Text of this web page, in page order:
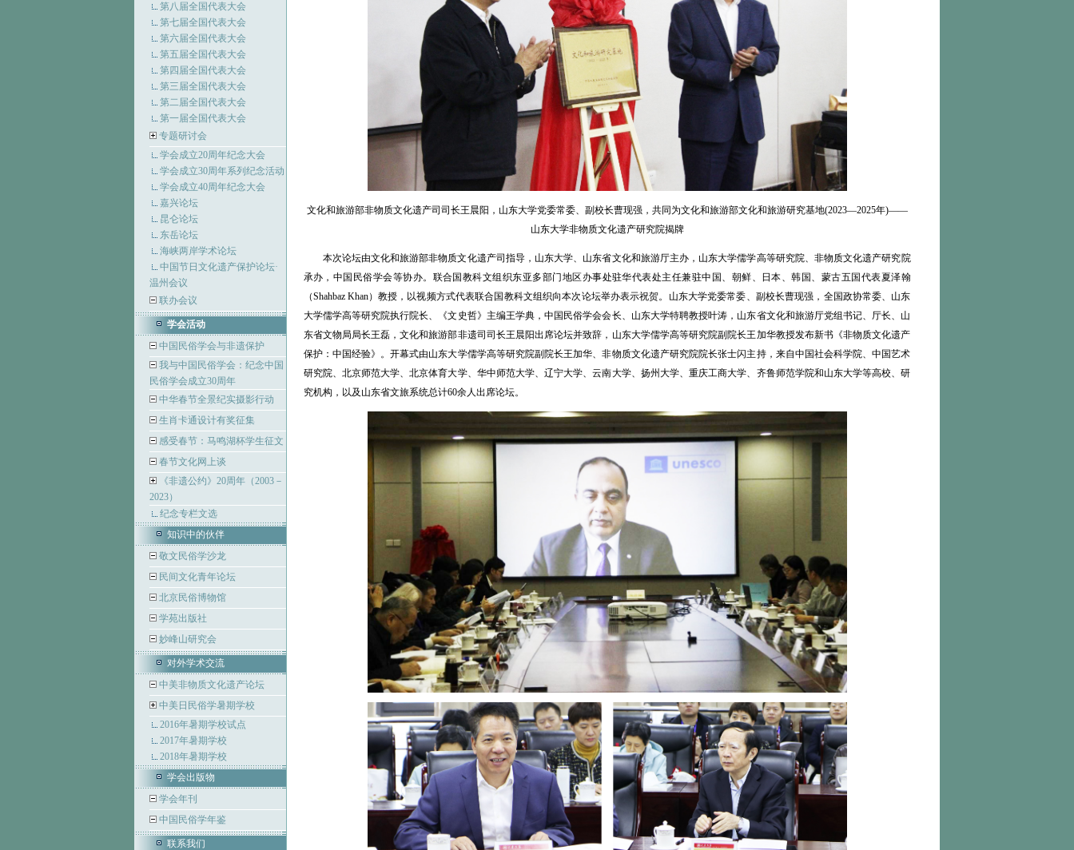
第八届全国代表大会
第七届全国代表大会
第六届全国代表大会
第五届全国代表大会
第四届全国代表大会
第三届全国代表大会
第二届全国代表大会
第一届全国代表大会
专题研讨会
学会成立20周年纪念大会
学会成立30周年系列纪念活动
学会成立40周年纪念大会
嘉兴论坛
昆仑论坛
东岳论坛
海峡两岸学术论坛
中国节日文化遗产保护论坛·
温州会议
联办会议
学会活动
中国民俗学会与非遗保护
我与中国民俗学会：纪念中国
民俗学会成立30周年
中华春节全景纪实摄影行动
生肖卡通设计有奖征集
感受春节：马鸣湖杯学生征文
春节文化网上谈
《非遗公约》20周年（2003－
2023）
纪念专栏文选
知识中的伙伴
敬文民俗学沙龙
民间文化青年论坛
北京民俗博物馆
学苑出版社
妙峰山研究会
对外学术交流
中美非物质文化遗产论坛
中美日民俗学暑期学校
2016年暑期学校试点
2017年暑期学校
2018年暑期学校
学会出版物
学会年刊
中国民俗学年鉴
联系我们
文化和旅游部非物质文化遗产司司长王晨阳，山东大学党委常委、副校长曹现强，共同为文化和旅游部文化和旅游研究基地(2023—2025年)——
山东大学非物质文化遗产研究院揭牌
本次论坛由文化和旅游部非物质文化遗产司指导，山东大学、山东省文化和旅游厅主办，山东大学儒学高等研究院、非物质文化遗产研究院
承办，中国民俗学会等协办。联合国教科文组织东亚多部门地区办事处驻华代表处主任兼驻中国、朝鲜、日本、韩国、蒙古五国代表夏泽翰
（Shahbaz Khan）教授，以视频方式代表联合国教科文组织向本次论坛举办表示祝贺。山东大学党委常委、副校长曹现强，全国政协常委、山东
大学儒学高等研究院执行院长、《文史哲》主编王学典，中国民俗学会会长、山东大学特聘教授叶涛，山东省文化和旅游厅党组书记、厅长、山
东省文物局局长王磊，文化和旅游部非遗司司长王晨阳出席论坛并致辞，山东大学儒学高等研究院副院长王加华教授发布新书《非物质文化遗产
保护：中国经验》。开幕式由山东大学儒学高等研究院副院长王加华、非物质文化遗产研究院院长张士闪主持，来自中国社会科学院、中国艺术
研究院、北京师范大学、北京体育大学、华中师范大学、辽宁大学、云南大学、扬州大学、重庆工商大学、齐鲁师范学院和山东大学等高校、研
究机构，以及山东省文旅系统总计60余人出席论坛。